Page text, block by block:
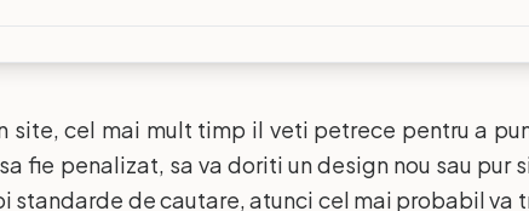
site, cel mai mult timp il veti petrece pentru a
fie penalizat, sa va doriti un design nou sau pur
standarde de cautare, atunci cel mai probabil va